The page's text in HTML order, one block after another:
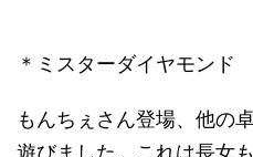
＊ミスターダイヤモンド
もんちぇさん登場、他の
遊びました。これは長女